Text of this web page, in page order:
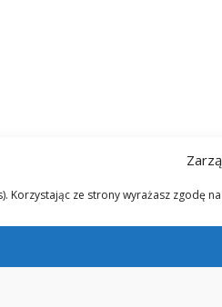
Korzystając ze strony wyrażasz zgodę